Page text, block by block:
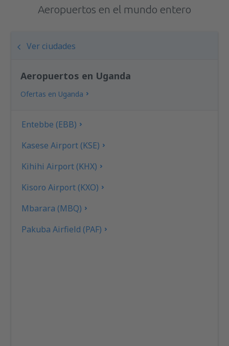
Aeropuertos en el mundo entero
Ver ciudades
Aeropuertos en Uganda
Ofertas en Uganda
Entebbe (EBB)
Kasese Airport (KSE)
Kihihi Airport (KHX)
Kisoro Airport (KXO)
Mbarara (MBQ)
Pakuba Airfield (PAF)